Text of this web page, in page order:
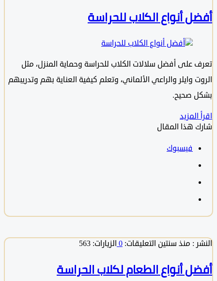
أنواع الكلاب للحراسة
على أفضل سلالات الكلاب للحراسة وحماية المنزل، مثل
وايلر والراعي الألماني، وتعلم كيفية العناية بهم وتدريبهم
صحيح.
هذا المقال
فيسبوك
: منذ سنتينالتعليقات:0الزيارات: 563
أنواع الطعام لكلاب الحراسة